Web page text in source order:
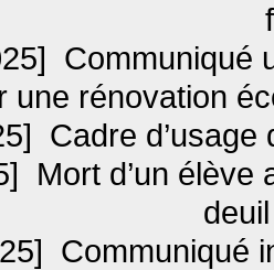
Communiqué
une rénovation
Cadre d’usage
Mort d’un
Communiqué